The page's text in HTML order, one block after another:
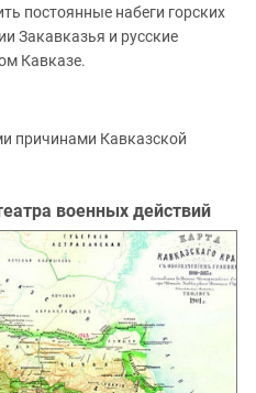
постоянные набеги горских
Закавказья и русские
Кавказе.
причинами Кавказской
военных действий